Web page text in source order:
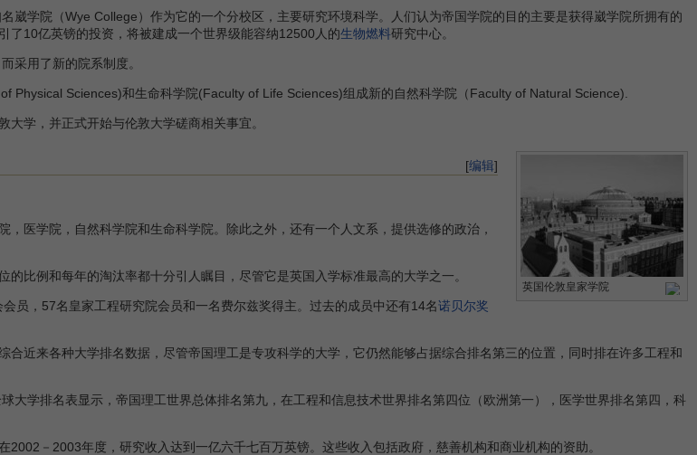
学院（Wye College）作为它的一个分校区，主要研究环境科学。人们认为帝国学院的目的主要是获得崴学院所拥有的
了10亿英镑的投资，将被建成一个世界级能容纳12500人的生物燃料研究中心。
用了新的院系制度。
Sciences)和生命科学院(Faculty of Life Sciences)组成新的自然科学院（Faculty of Natural Science).
学，并正式开始与伦敦大学磋商相关事宜。
英国伦敦皇家学院
[编辑]
，医学院，自然科学院和生命科学院。除此之外，还有一个人文系，提供选修的政治，
比例和每年的淘汰率都十分引人瞩目，尽管它是英国入学标准最高的大学之一。
，57名皇家工程研究院会员和一名费尔兹奖得主。过去的成员中还有14名诺贝尔奖
近来各种大学排名数据，尽管帝国理工是专攻科学的大学，它仍然能够占据综合排名第三的位置，同时排在许多工程和
大学排名表显示，帝国理工世界总体排名第九，在工程和信息技术世界排名第四位（欧洲第一），医学世界排名第四，科
－2003年度，研究收入达到一亿六千七百万英镑。这些收入包括政府，慈善机构和商业机构的资助。